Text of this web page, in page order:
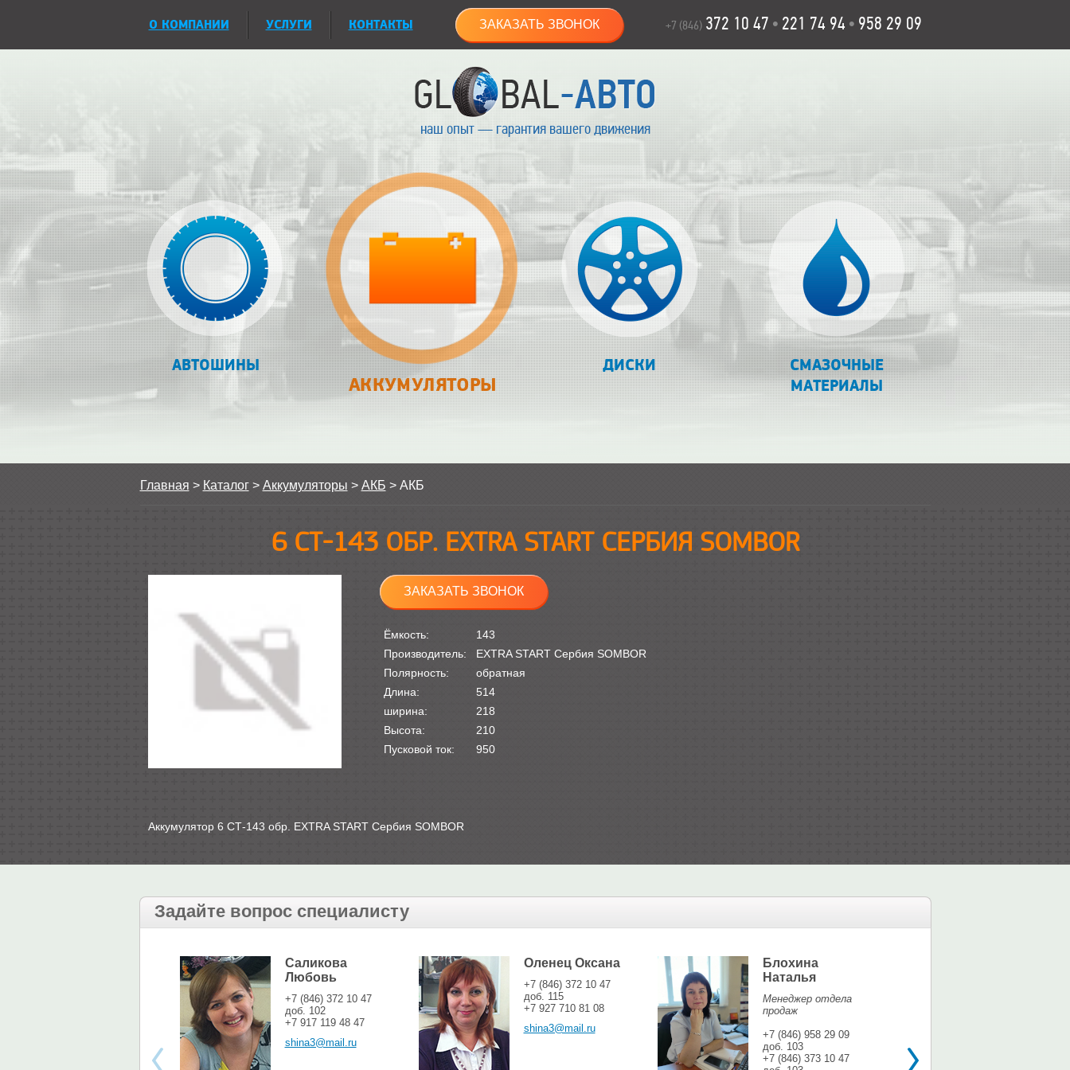
О КОМПАНИИ УСЛУГИ КОНТАКТЫ ЗАКАЗАТЬ ЗВОНОК +7 (846) 372 10 47 • 221 74 94 • 958 29 09
наш опыт — гарантия вашего движения
АВТОШИНЫ
АККУМУЛЯТОРЫ
ДИСКИ
СМАЗОЧНЫЕ
МАТЕРИАЛЫ
Главная > Каталог> Аккумуляторы > АКБ > АКБ
6 СТ-143 ОБР. EXTRA START СЕРБИЯ SOMBOR
ЗАКАЗАТЬ ЗВОНОК
Ёмкость:
143
Производитель:
EXTRA START Сербия SOMBOR
Полярность:
обратная
Длина:
514
ширина:
218
Высота:
210
Пусковой ток:
950
Аккумулятор 6 СТ-143 обр. EXTRA START Сербия SOMBOR
Задайте вопрос специалисту
Саликова
Любовь
+7 (846) 372 10 47
доб. 102
+7 917 119 48 47
shina3@mail.ru
Оленец Оксана
+7 (846) 372 10 47
доб. 115
+7 927 710 81 08
shina3@mail.ru
Блохина
Наталья
Менеджер отдела
продаж
+7 (846) 958 29 09
доб. 103
+7 (846) 373 10 47